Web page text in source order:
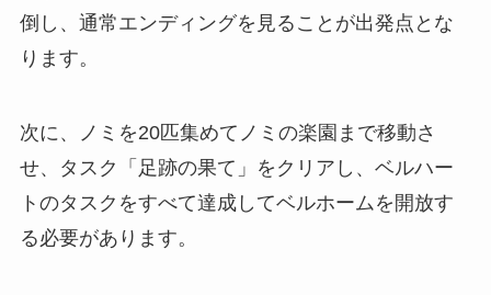
倒し、通常エンディングを見ることが出発点とな
ります。
次に、ノミを20匹集めてノミの楽園まで移動さ
せ、タスク「足跡の果て」をクリアし、ベルハー
トのタスクをすべて達成してベルホームを開放す
る必要があります。